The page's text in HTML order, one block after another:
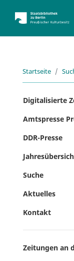
Startseite
Digitalisierte
Amtspresse
DDR-Presse
Suche
Aktuelles
Kontakt
Zeitungen an